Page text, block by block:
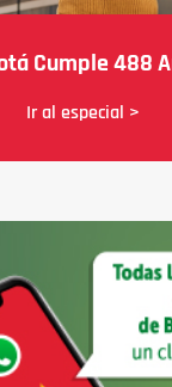
Cumple 488
Ir al especial >